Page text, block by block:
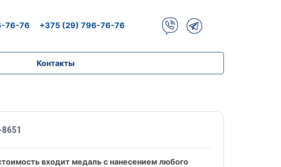
76-76 +375 (29) 796-76-76
Контакты
входит медаль с нанесением любого